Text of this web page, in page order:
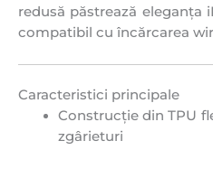
redusă păstrează eleganța
compatibil cu încărcarea
Caracteristici principale
Construcție din TPU
zgârieturi